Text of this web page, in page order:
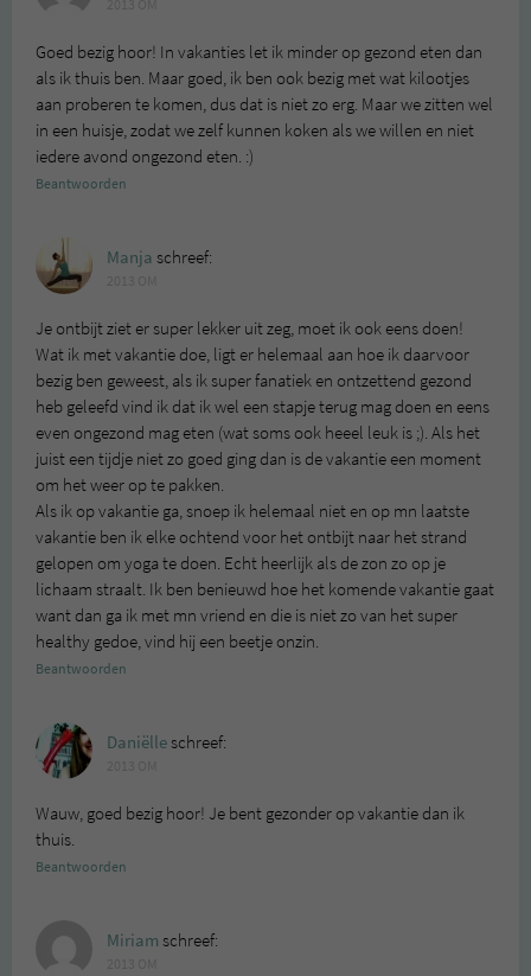
Goed bezig hoor! In vakanties let ik minder op gezond eten dan
als ik thuis ben. Maar goed, ik ben ook bezig met wat kilootjes
aan proberen te komen, dus dat is niet zo erg. Maar we zitten wel
in een huisje, zodat we zelf kunnen koken als we willen en niet
iedere avond ongezond eten. :)
Beantwoorden
Manja schreef:
Je ontbijt ziet er super lekker uit zeg, moet ik ook eens doen!
Wat ik met vakantie doe, ligt er helemaal aan hoe ik daarvoor
bezig ben geweest, als ik super fanatiek en ontzettend gezond
heb geleefd vind ik dat ik wel een stapje terug mag doen en eens
even ongezond mag eten (wat soms ook heeel leuk is ;). Als het
juist een tijdje niet zo goed ging dan is de vakantie een moment
om het weer op te pakken.
Als ik op vakantie ga, snoep ik helemaal niet en op mn laatste
vakantie ben ik elke ochtend voor het ontbijt naar het strand
gelopen om yoga te doen. Echt heerlijk als de zon zo op je
lichaam straalt. Ik ben benieuwd hoe het komende vakantie gaat
want dan ga ik met mn vriend en die is niet zo van het super
healthy gedoe, vind hij een beetje onzin.
Beantwoorden
Daniëlleschreef:
Wauw, goed bezig hoor! Je bent gezonder op vakantie dan ik
thuis.
Beantwoorden
Miriam schreef: